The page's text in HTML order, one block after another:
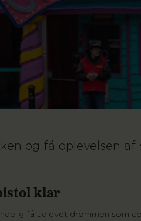
og få oplevelsen
klar
få udlevet drømmen som